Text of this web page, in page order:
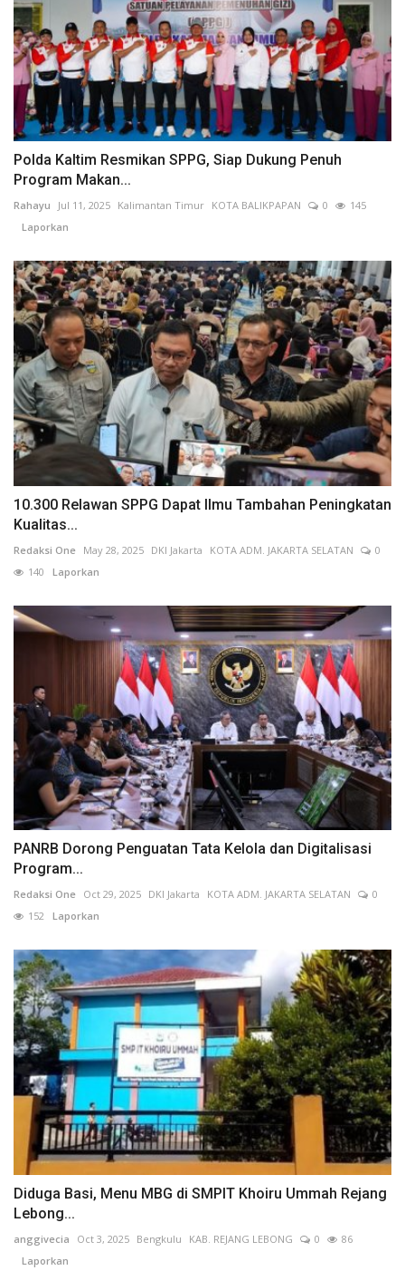
Polda Kaltim Resmikan SPPG, Siap Dukung Penuh
Program Makan...
Rahayu Jul 11, 2025 Kalimantan Timur KOTA BALIKPAPAN 0
145
Laporkan
10.300 Relawan SPPG Dapat Ilmu Tambahan Peningkatan
Kualitas...
Redaksi One May 28, 2025 DKI Jakarta KOTA ADM. JAKARTA SELATAN
0
140 Laporkan
PANRB Dorong Penguatan Tata Kelola dan Digitalisasi
Program...
Redaksi One Oct 29, 2025 DKI Jakarta KOTA ADM. JAKARTA SELATAN
0
152 Laporkan
Diduga Basi, Menu MBG di SMPIT Khoiru Ummah Rejang
Lebong...
anggivecia Oct 3, 2025 Bengkulu KAB. REJANG LEBONG 0
86
Laporkan